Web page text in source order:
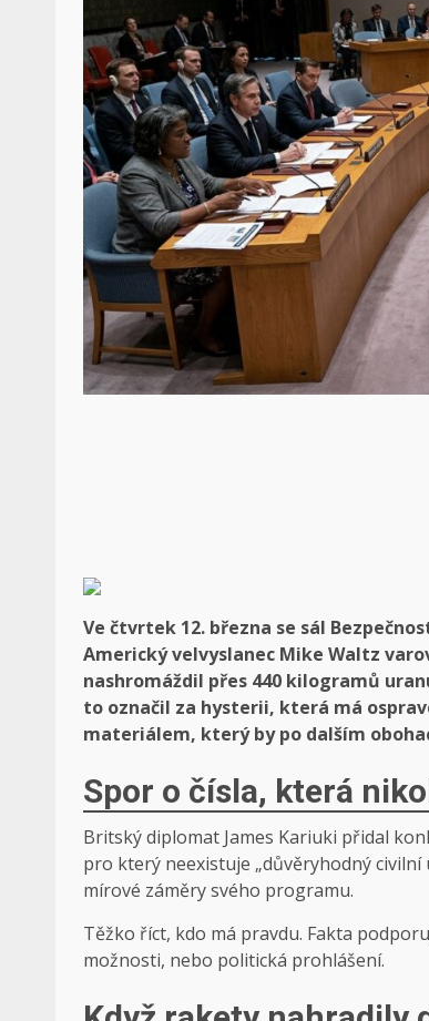
Ve čtvrtek 12. března se sál
Americký velvyslanec Mike Waltz
nashromáždil přes 440 kilogramů
to označil za hysterii, která má
materiálem, který by po dalším
Spor o čísla, která
Britský diplomat James Kariuki přidal
pro který neexistuje „důvěryhodný civilní
mírové záměry svého programu.
Těžko říct, kdo má pravdu. Fakta
možnosti, nebo politická prohlášení.